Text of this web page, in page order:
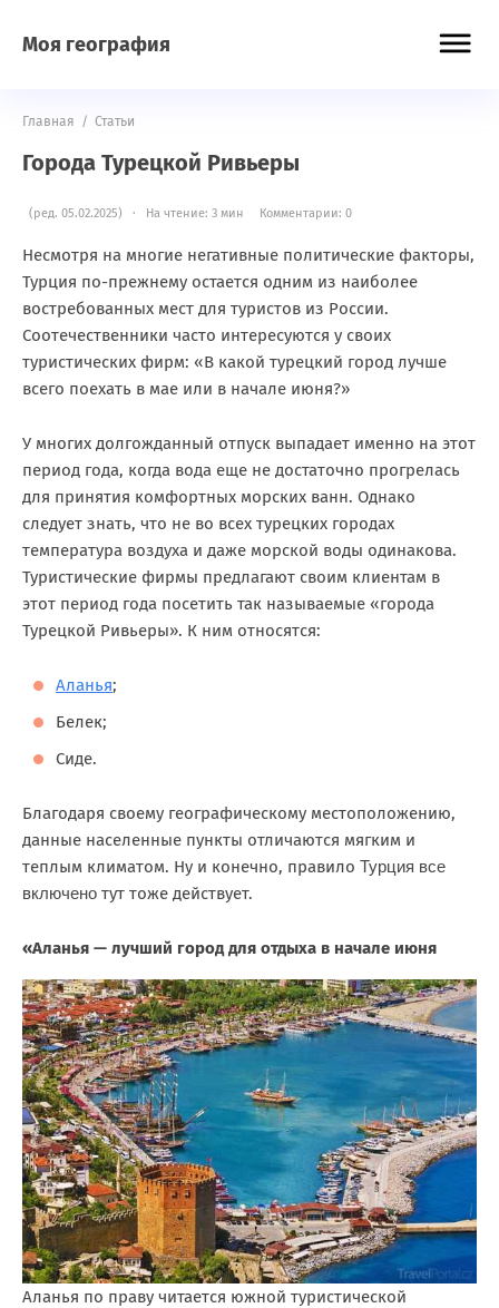
Моя география
Главная / Статьи
Города Турецкой Ривьеры
(ред. 05.02.2025) · На чтение: 3 мин Комментарии: 0
Несмотря на многие негативные политические факторы,
Турция по-прежнему остается одним из наиболее
востребованных мест для туристов из России.
Соотечественники часто интересуются у своих
туристических фирм: «В какой турецкий город лучше
всего поехать в мае или в начале июня?»
У многих долгожданный отпуск выпадает именно на этот
период года, когда вода еще не достаточно прогрелась
для принятия комфортных морских ванн. Однако
следует знать, что не во всех турецких городах
температура воздуха и даже морской воды одинакова.
Туристические фирмы предлагают своим клиентам в
этот период года посетить так называемые «города
Турецкой Ривьеры». К ним относятся:
Аланья;
Белек;
Сиде.
Благодаря своему географическому местоположению,
данные населенные пункты отличаются мягким и
теплым климатом. Ну и конечно, правило Турция все
включено тут тоже действует.
«Аланья — лучший город для отдыха в начале июня
Аланья по праву читается южной туристической